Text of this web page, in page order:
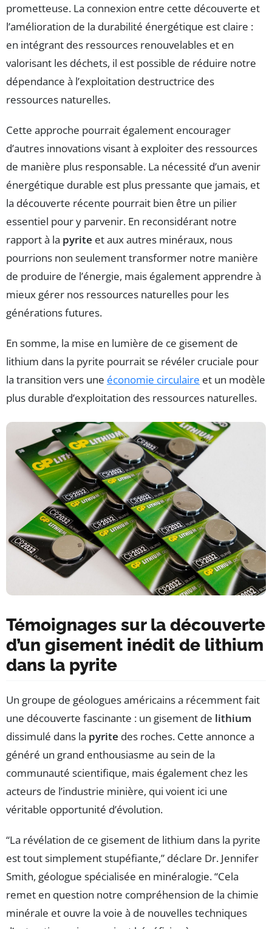
prometteuse. La connexion entre cette découverte et
l’amélioration de la durabilité énergétique est claire :
en intégrant des ressources renouvelables et en
valorisant les déchets, il est possible de réduire notre
dépendance à l’exploitation destructrice des
ressources naturelles.
Cette approche pourrait également encourager
d’autres innovations visant à exploiter des ressources
de manière plus responsable. La nécessité d’un avenir
énergétique durable est plus pressante que jamais, et
la découverte récente pourrait bien être un pilier
essentiel pour y parvenir. En reconsidérant notre
rapport à la pyrite et aux autres minéraux, nous
pourrions non seulement transformer notre manière
de produire de l’énergie, mais également apprendre à
mieux gérer nos ressources naturelles pour les
générations futures.
En somme, la mise en lumière de ce gisement de
lithium dans la pyrite pourrait se révéler cruciale pour
la transition vers une économie circulaire et un modèle
plus durable d’exploitation des ressources naturelles.
Témoignages sur la découverte
d’un gisement inédit de lithium
dans la pyrite
Un groupe de géologues américains a récemment fait
une découverte fascinante : un gisement de lithium
dissimulé dans la pyrite des roches. Cette annonce a
généré un grand enthousiasme au sein de la
communauté scientifique, mais également chez les
acteurs de l’industrie minière, qui voient ici une
véritable opportunité d’évolution.
“La révélation de ce gisement de lithium dans la pyrite
est tout simplement stupéfiante,” déclare Dr. Jennifer
Smith, géologue spécialisée en minéralogie. “Cela
remet en question notre compréhension de la chimie
minérale et ouvre la voie à de nouvelles techniques